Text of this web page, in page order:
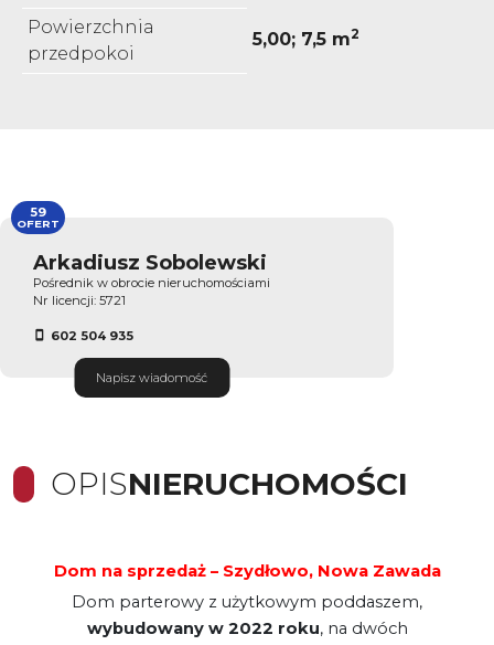
Powierzchnia
przedpokoi
5,00; 7,5 m2
Arkadiusz Sobolewski
Pośrednik w obrocie nieruchomościami
Nr licencji: 5721
602 504 935
Napisz wiadomość
59
OFERT
OPISNIERUCHOMOŚCI
Dom na sprzedaż – Szydłowo, Nowa Zawada
Dom parterowy z użytkowym poddaszem,
wybudowany w 2022 roku, na dwóch